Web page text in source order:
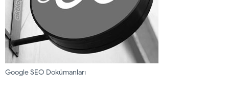
Google SEO Dokümanları